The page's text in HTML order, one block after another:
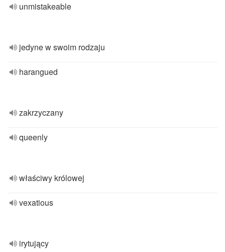
unmistakeable
jedyne w swoim rodzaju
harangued
zakrzyczany
queenly
właściwy królowej
vexatious
irytujący